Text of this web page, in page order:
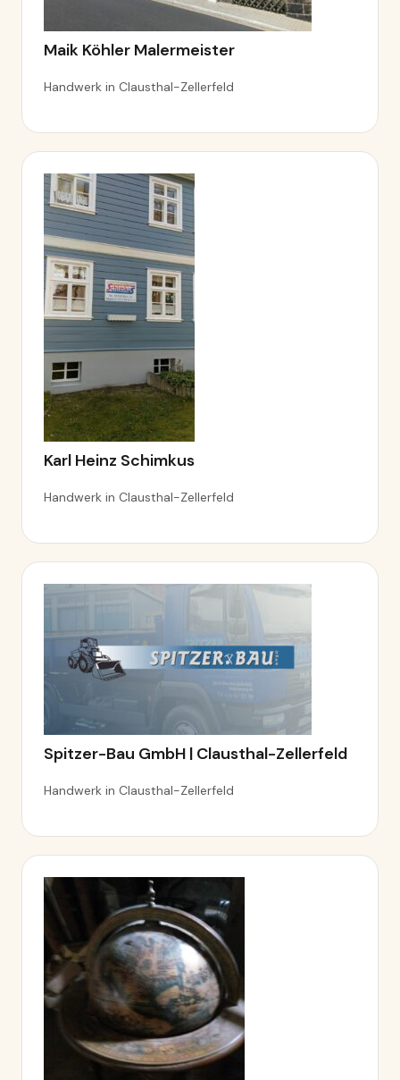
Maik Köhler Malermeister
Handwerk in Clausthal-Zellerfeld
Karl Heinz Schimkus
Handwerk in Clausthal-Zellerfeld
Spitzer-Bau GmbH | Clausthal-Zellerfeld
Handwerk in Clausthal-Zellerfeld